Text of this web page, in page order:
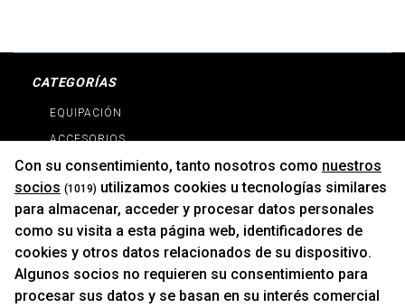
CATEGORÍAS
EQUIPACIÓN
ACCESORIOS
RECAMBIOS
PROMOCIONES
NOVEDADES
MARCAS
MARCAS
Con su consentimiento, tanto nosotros como nuestros
socios (1019) utilizamos cookies u tecnologías similares
para almacenar, acceder y procesar datos personales
como su visita a esta página web, identificadores de
cookies y otros datos relacionados de su dispositivo.
Algunos socios no requieren su consentimiento para
procesar sus datos y se basan en su interés comercial